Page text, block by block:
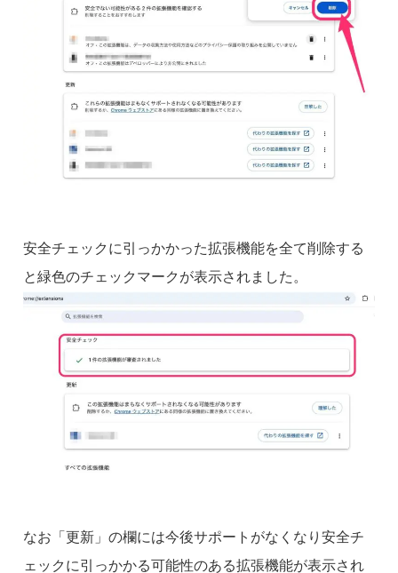
安全チェックに引っかかった拡張機能を全て削除する
と緑色のチェックマークが表示されました。
なお「更新」の欄には今後サポートがなくなり安全チ
ェックに引っかかる可能性のある拡張機能が表示され